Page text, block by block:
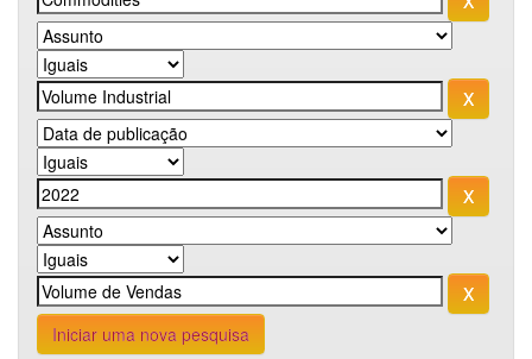
Iniciar uma nova pesquisa